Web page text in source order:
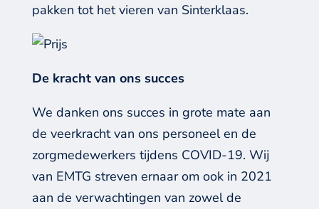
pakken tot hetvieren van Sinterklaas.
De kracht van ons succes
We danken ons succes in grote mate aan
de veerkrachtvan ons personeelen de
zorgmedewerkers tijdens COVID-19. Wij
van EMTG streven ernaar om ook in 2021
aan de verwachtingen van zowel de